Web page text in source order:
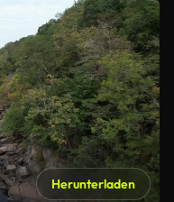
Herunterladen